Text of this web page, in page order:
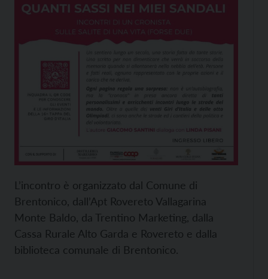
L’incontro è organizzato dal Comune di
Brentonico, dall’Apt Rovereto Vallagarina
Monte Baldo, da Trentino Marketing, dalla
Cassa Rurale Alto Garda e Rovereto e dalla
biblioteca comunale di Brentonico.